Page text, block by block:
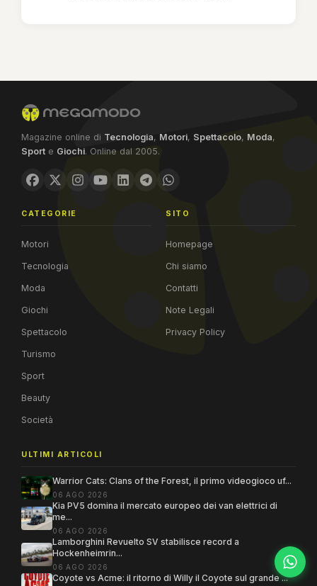
Magazine online di Tecnologia, Motori, Spettacolo, Moda,
Sport e Giochi. Online dal 2005.
CATEGORIE
Motori
Tecnologia
Moda
Giochi
Spettacolo
Turismo
Sport
Beauty
Società
SITO
Homepage
Chi siamo
Contatti
Note Legali
Privacy Policy
ULTIMI ARTICOLI
Warrior Cats: Clans of the Forest, il primo videogioco uf...
06 AGO 2026
Kia PV5 domina il mercato europeo dei van elettrici di
me...
06 AGO 2026
Lamborghini Revuelto SV stabilisce record a
Hockenheimrin...
06 AGO 2026
Coyote vs Acme: il ritorno di Willy il Coyote sul grande ...